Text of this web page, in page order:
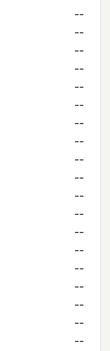
--
--
--
--
--
--
--
--
--
--
--
--
--
--
--
--
--
--
--